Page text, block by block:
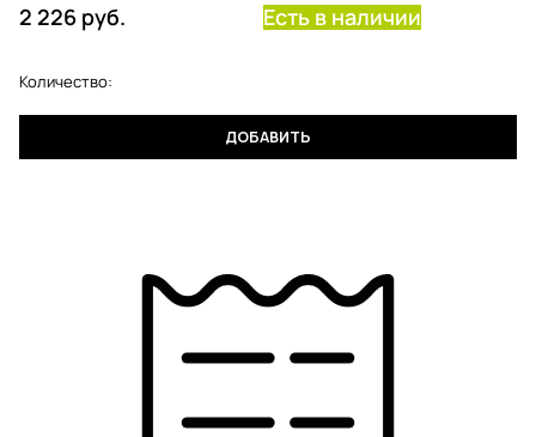
2 226 руб. Есть в наличии
Количество:
ДОБАВИТЬ